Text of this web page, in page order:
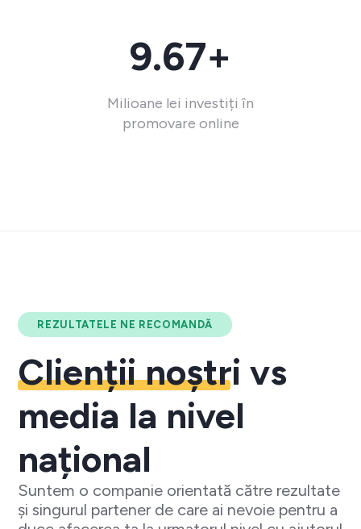
9.67+
Milioane lei investiți în
promovare online
REZULTATELE NE RECOMANDĂ
Clienții noștri vs
media la nivel
național
Suntem o companie orientată către rezultate
și singurul partener de care ai nevoie pentru a